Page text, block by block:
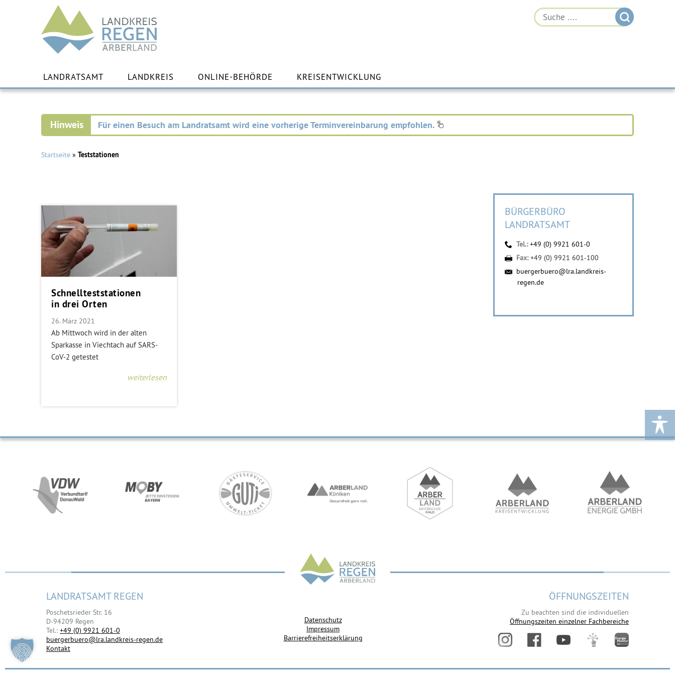
Landkreis
Regen
Inhalt
springen
LANDRATSAMT LANDKREIS ONLINE-BEHÖRDE KREISENTWICKLUNG
Für einen Besuch am Landratsamt wird eine vorherige Terminvereinbarung empfohlen.
Startseite » Teststationen
Schnellteststationen
in drei Orten
26. März 2021
Ab Mittwoch wird in der alten
Sparkasse in Viechtach auf SARS-
CoV-2 getestet
weiterlesen
BÜRGERBÜRO
LANDRATSAMT
Tel.:+49 (0) 9921 601-0
Fax:+49 (0) 9921 601-100
buergerbuero@lra.landkreis-
regen.de
LANDRATSAMT REGEN
Poschetsrieder Str. 16
D-94209 Regen
Tel.: +49 (0) 9921 601-0
buergerbuero@lra.landkreis-regen.de
Kontakt
Datenschutz
Impressum
Barrierefreiheitserklärung
ÖFFNUNGSZEITEN
Zu beachten sind die individuellen
Öffnungszeiten einzelner Fachbereiche